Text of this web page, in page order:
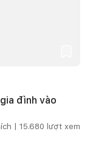
đình vào
| 15.680 lượt xem